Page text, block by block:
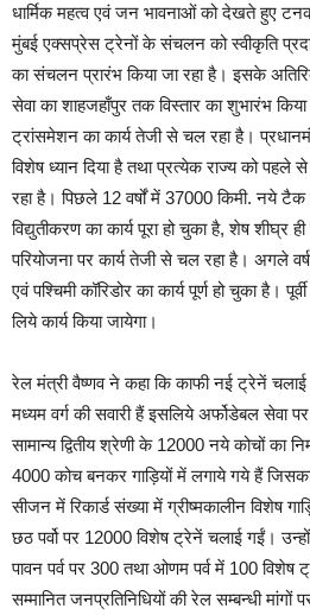
धार्मिक महत्व एवं जन भावनाओं को देखते हुए
मुंबई एक्सप्रेस ट्रेनों के संचलन को स्वीकृति
का संचलन प्रारंभ किया जा रहा है। इसके
सेवा का शाहजहाँपुर तक विस्तार का शुभारंभ
ट्रांसमेशन का कार्य तेजी से चल रहा है।
विशेष ध्यान दिया है तथा प्रत्येक राज्य को
रहा है। पिछले 12 वर्षों में 37000 किमी. नये
विद्युतीकरण का कार्य पूरा हो चुका है, शेष शीघ्र
परियोजना पर कार्य तेजी से चल रहा है। अगले
एवं पश्चिमी कॉरिडोर का कार्य पूर्ण हो चुका है।
लिये कार्य किया जायेगा।
रेल मंत्री वैष्णव ने कहा कि काफी नई ट्रेनें चलाई
मध्यम वर्ग की सवारी हैं इसलिये अर्फोडेबल सेवा पर
सामान्य द्वितीय श्रेणी के 12000 नये कोचों का
4000 कोच बनकर गाड़ियों में लगाये गये हैं
सीजन में रिकार्ड संख्या में ग्रीष्मकालीन विशेष
छठ पर्वो पर 12000 विशेष ट्रेनें चलाई गईं।
पावन पर्व पर 300 तथा ओणम पर्व में 100 विशेष
सम्मानित जनप्रतिनिधियों की रेल सम्बन्धी मांगों